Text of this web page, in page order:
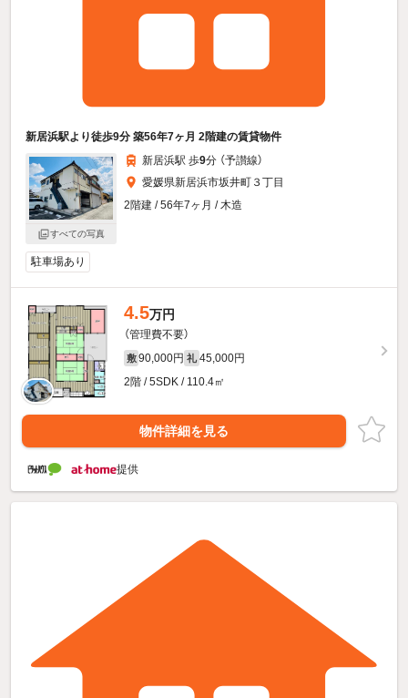
新居浜駅より徒歩9分 築56年7ヶ月 2階建の賃貸物件
すべての写真
新居浜駅 歩9分 （予讃線）
愛媛県新居浜市坂井町３丁目
2階建 / 56年7ヶ月 / 木造
駐車場あり
4.5万円
（管理費不要）
敷 90,000円 礼 45,000円
2階 / 5SDK / 110.4㎡
物件詳細を見る
提供